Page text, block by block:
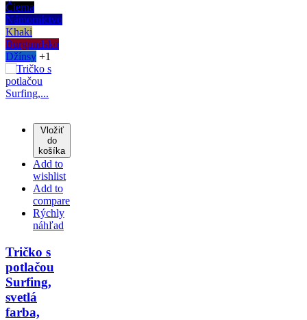
Čierna
Námorníctvo
Khaki
Burgundsko
Džínsy +1
Vložiť
do
košíka
Add to
wishlist
Add to
compare
Rýchly
náhľad
Tričko s
potlačou
Surfing,
svetlá
farba,